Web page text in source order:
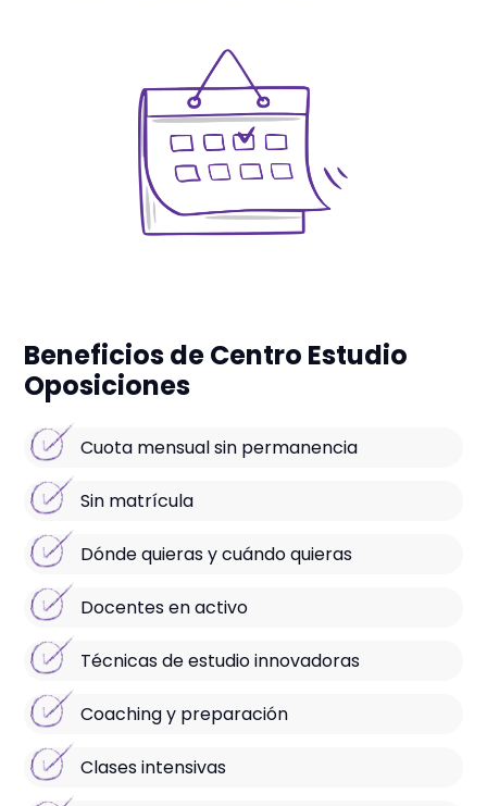
Beneficios de Centro Estudio
Oposiciones
Cuota mensual sin permanencia
Sin matrícula
Dónde quieras y cuándo quieras
Docentes en activo
Técnicas de estudio innovadoras
Coaching y preparación
Clases intensivas